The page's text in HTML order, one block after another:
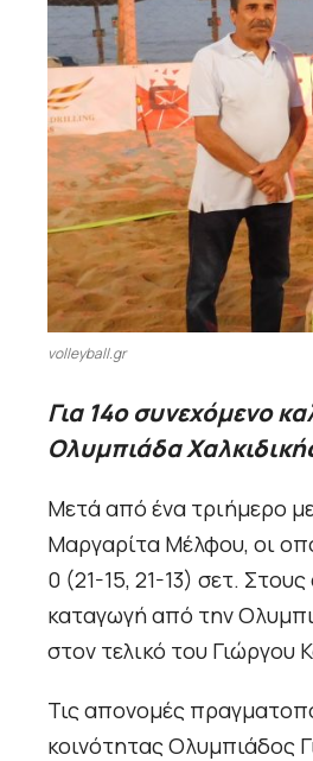
volleyball.gr
Για 14ο συνεχόμενο
Ολυμπιάδα
Μετά από ένα τριήμερο
Μαργαρίτα Μέλφου, οι
0 (21-15, 21-13) σετ.
καταγωγή από την
στον τελικό του Γιώργου
Τις απονομές
κοινότητας Ολυμπιάδος